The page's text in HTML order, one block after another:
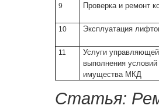
9 Проверка и ремонт
10 Эксплуатация
11
Услуги
выполнения
имущества МКД
Статья: